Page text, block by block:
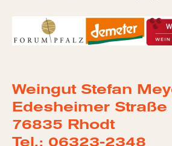
Weingut Stefan
Edesheimer Straße
76835 Rhodt